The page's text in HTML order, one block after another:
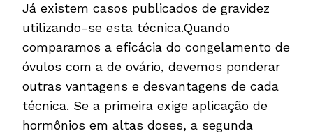
Já existem casos publicados de gravidez
utilizando-se esta técnica.Quando
comparamos a eficácia do congelamento de
óvulos com a de ovário, devemos ponderar
outras vantagens e desvantagens de cada
técnica. Se a primeira exige aplicação de
hormônios em altas doses, a segunda